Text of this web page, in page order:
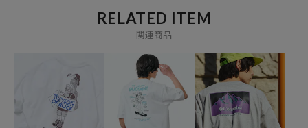
やスウェットパンツで合わせたストリートスタイルまで幅広い着こな
インナー使いにも適した万能な1着となっています。
※掲載画像の商品の色味は、屋外や屋内の光の照射や角度により実物
と色味が異なる場合がございます。
RELATED ITEM
関連商品